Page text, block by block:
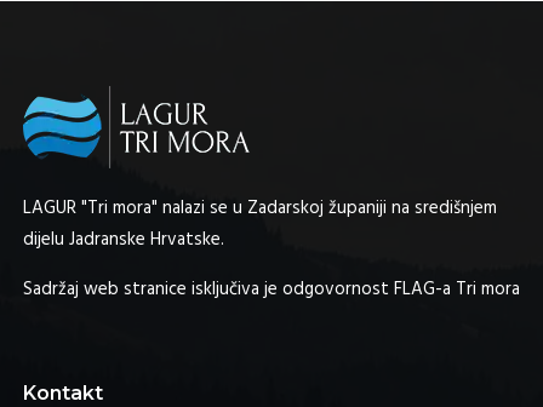
LAGUR "Tri mora" nalazi se u Zadarskoj županiji na središnjem
dijelu Jadranske Hrvatske.
Sadržaj web stranice isključiva je odgovornost FLAG-a Tri mora
Kontakt